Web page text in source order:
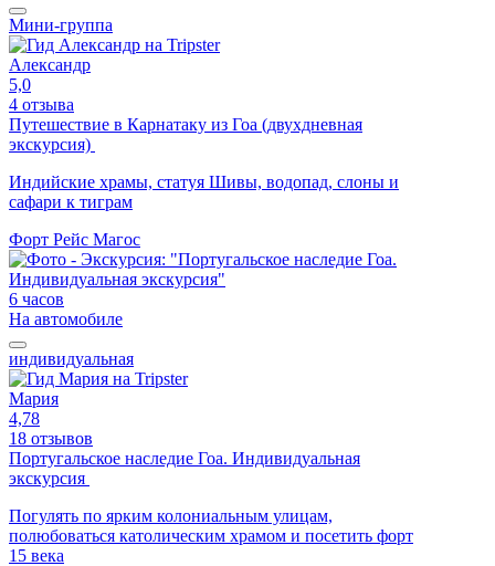
Мини-группа
Александр
5,0
4 отзыва
Путешествие в Карнатаку из Гоа (двухдневная
экскурсия)
Индийские храмы, статуя Шивы, водопад, слоны и
сафари к тиграм
Форт Рейс Магос
6 часов
На автомобиле
индивидуальная
Мария
4,78
18 отзывов
Португальское наследие Гоа. Индивидуальная
экскурсия
Погулять по ярким колониальным улицам,
полюбоваться католическим храмом и посетить форт
15 века